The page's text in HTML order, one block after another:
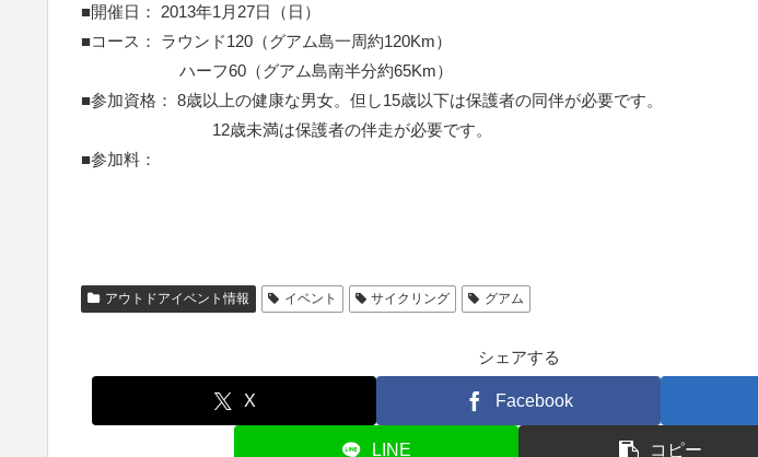
■開催日： 2013年1月27日（日）
■コース： ラウンド120（グアム島一周約120Km）
ハーフ60（グアム島南半分約65Km）
■参加資格： 8歳以上の健康な男女。但し15歳以下は保護者の同伴が必要です。
12歳未満は保護者の伴走が必要です。
■参加料：
アウトドアイベント情報 イベント サイクリング グアム
シェアする
X Facebook
LINE コピー